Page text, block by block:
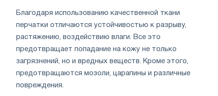
Благодаря использованию качественной ткани
перчатки отличаются устойчивостью к разрыву,
растяжению, воздействию влаги. Все это
предотвращает попадание на кожу не только
загрязнений, но и вредных веществ. Кроме этого,
предотвращаются мозоли, царапины и различные
повреждения.